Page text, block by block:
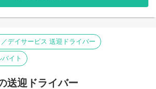
デイサービス 送迎ドライバー
バイト
送迎ドライバー